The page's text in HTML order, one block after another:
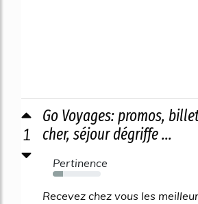
1
Go Voyages: promos,
cher, séjour dégriffe ...
Pertinence
22%
Recevez chez vous les